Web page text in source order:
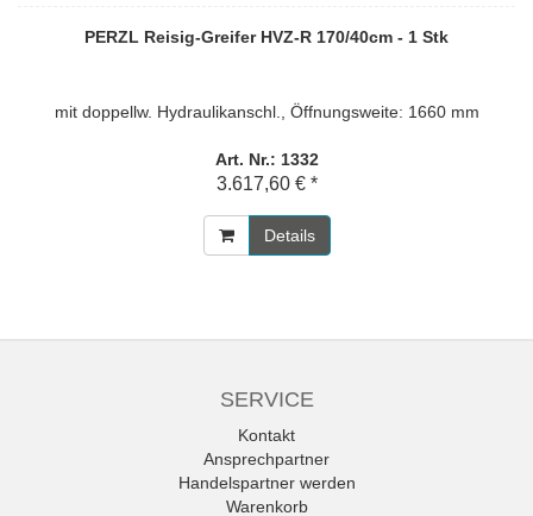
PERZL Reisig-Greifer HVZ-R 170/40cm - 1 Stk
mit doppellw. Hydraulikanschl., Öffnungsweite: 1660 mm
Art. Nr.: 1332
3.617,60 € *
Details
SERVICE
Kontakt
Ansprechpartner
Handelspartner werden
Warenkorb